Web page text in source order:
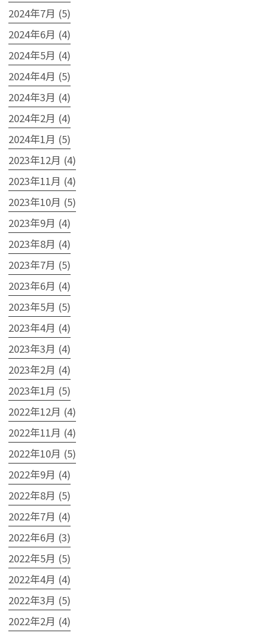
2024年7月 (5)
2024年6月 (4)
2024年5月 (4)
2024年4月 (5)
2024年3月 (4)
2024年2月 (4)
2024年1月 (5)
2023年12月 (4)
2023年11月 (4)
2023年10月 (5)
2023年9月 (4)
2023年8月 (4)
2023年7月 (5)
2023年6月 (4)
2023年5月 (5)
2023年4月 (4)
2023年3月 (4)
2023年2月 (4)
2023年1月 (5)
2022年12月 (4)
2022年11月 (4)
2022年10月 (5)
2022年9月 (4)
2022年8月 (5)
2022年7月 (4)
2022年6月 (3)
2022年5月 (5)
2022年4月 (4)
2022年3月 (5)
2022年2月 (4)